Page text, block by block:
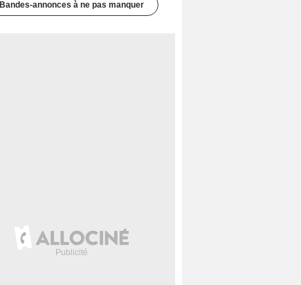
Bandes-annonces à ne pas manquer